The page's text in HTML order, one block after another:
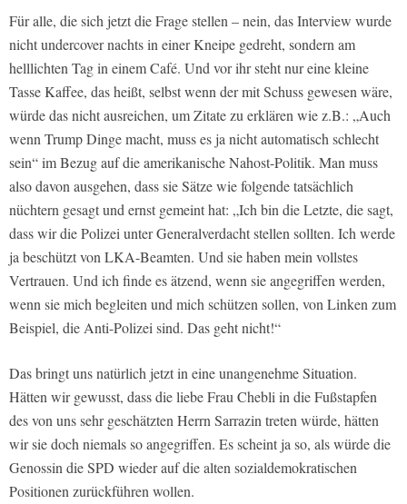
Für alle, die sich jetzt die Frage stellen – nein, das Interview wurde
nicht undercover nachts in einer Kneipe gedreht, sondern am
helllichten Tag in einem Café. Und vor ihr steht nur eine kleine
Tasse Kaffee, das heißt, selbst wenn der mit Schuss gewesen wäre,
würde das nicht ausreichen, um Zitate zu erklären wie z.B.: „Auch
wenn Trump Dinge macht, muss es ja nicht automatisch schlecht
sein“ im Bezug auf die amerikanische Nahost-Politik. Man muss
also davon ausgehen, dass sie Sätze wie folgende tatsächlich
nüchtern gesagt und ernst gemeint hat: „Ich bin die Letzte, die sagt,
dass wir die Polizei unter Generalverdacht stellen sollten. Ich werde
ja beschützt von LKA-Beamten. Und sie haben mein vollstes
Vertrauen. Und ich finde es ätzend, wenn sie angegriffen werden,
wenn sie mich begleiten und mich schützen sollen, von Linken zum
Beispiel, die Anti-Polizei sind. Das geht nicht!“
Das bringt uns natürlich jetzt in eine unangenehme Situation.
Hätten wir gewusst, dass die liebe Frau Chebli in die Fußstapfen
des von uns sehr geschätzten Herrn Sarrazin treten würde, hätten
wir sie doch niemals so angegriffen. Es scheint ja so, als würde die
Genossin die SPD wieder auf die alten sozialdemokratischen
Positionen zurückführen wollen.